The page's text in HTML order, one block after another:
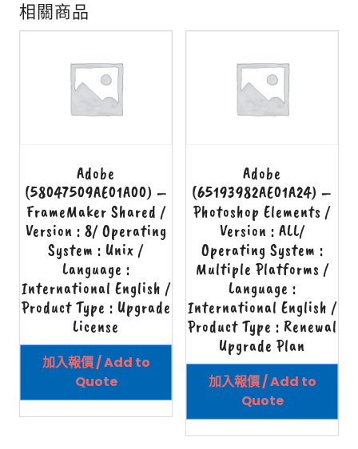
相關商品
Adobe
(58047509AE01A00) –
FrameMaker Shared /
Version : 8/ Operating
System : Unix /
Language :
International English /
Product Type : Upgrade
License
加入報價 / Add to
Quote
Adobe
(65193982AE01A24) –
Photoshop Elements /
Version : ALL/
Operating System :
Multiple Platforms /
Language :
International English /
Product Type : Renewal
Upgrade Plan
加入報價 / Add to
Quote